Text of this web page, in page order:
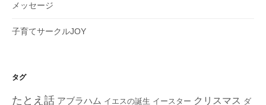
メッセージ
子育てサークルJOY
タグ
たとえ話 アブラハム イエスの誕生 イースター クリスマス ダ